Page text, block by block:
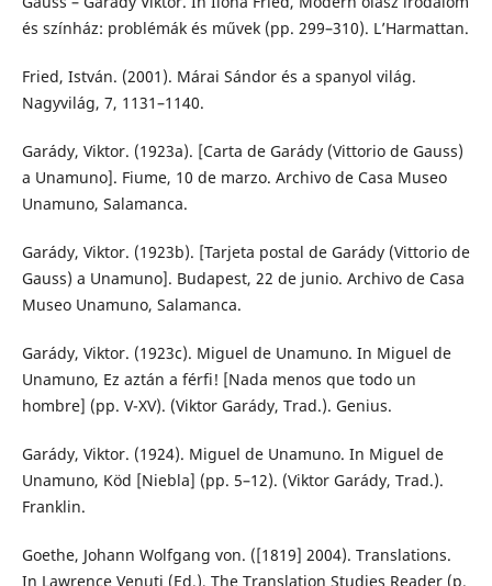
és színház: problémák és művek (pp. 299–310). L’Harmattan.
Fried, István. (2001). Márai Sándor és a spanyol világ.
Nagyvilág, 7, 1131–1140.
Garády, Viktor. (1923a). [Carta de Garády (Vittorio de Gauss)
a Unamuno]. Fiume, 10 de marzo. Archivo de Casa Museo
Unamuno, Salamanca.
Garády, Viktor. (1923b). [Tarjeta postal de Garády (Vittorio de
Gauss) a Unamuno]. Budapest, 22 de junio. Archivo de Casa
Museo Unamuno, Salamanca.
Garády, Viktor. (1923c). Miguel de Unamuno. In Miguel de
Unamuno, Ez aztán a férfi! [Nada menos que todo un
hombre] (pp. V-XV). (Viktor Garády, Trad.). Genius.
Garády, Viktor. (1924). Miguel de Unamuno. In Miguel de
Unamuno, Köd [Niebla] (pp. 5–12). (Viktor Garády, Trad.).
Franklin.
Goethe, Johann Wolfgang von. ([1819] 2004). Translations.
In Lawrence Venuti (Ed.), The Translation Studies Reader (p.